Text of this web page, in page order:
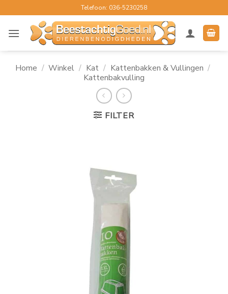
naar
inhoud
Telefoon: 036-5230258
Home / Winkel / Kat / Kattenbakken & Vullingen /
Kattenbakvulling
FILTER